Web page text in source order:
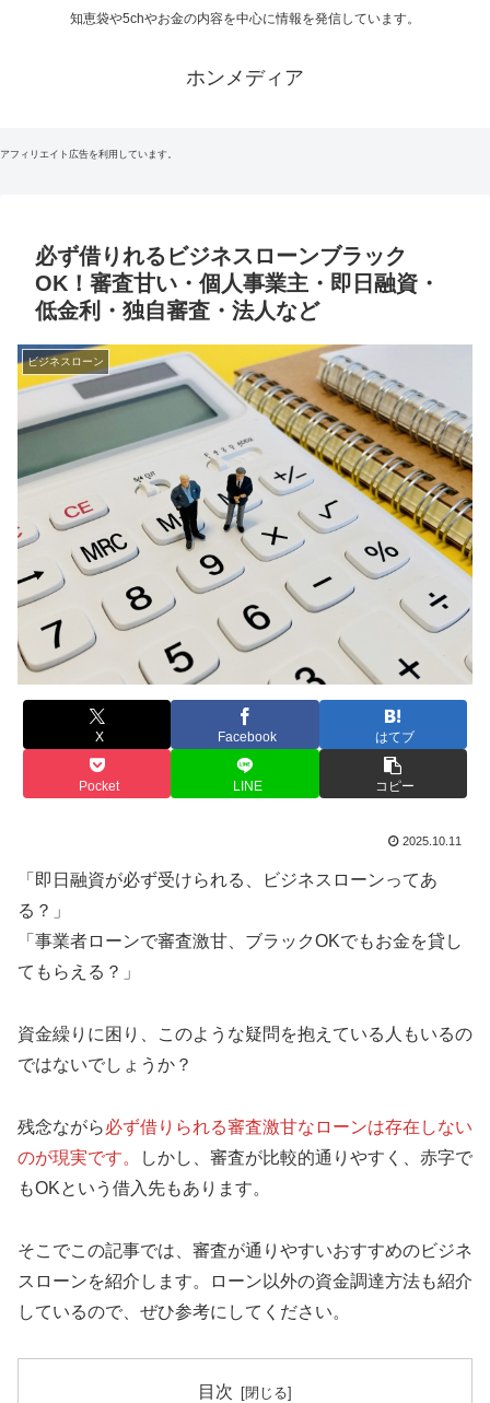
知恵袋や5chやお金の内容を中心に情報を発信しています。
ホンメディア
アフィリエイト広告を利用しています。
必ず借りれるビジネスローンブラック
OK！審査甘い・個人事業主・即日融資・
低金利・独自審査・法人など
ビジネスローン
X Facebook はてブ
Pocket LINE コピー
2025.10.11
「即日融資が必ず受けられる、ビジネスローンってあ
る？」
「事業者ローンで審査激甘、ブラックOKでもお金を貸し
てもらえる？」
資金繰りに困り、このような疑問を抱えている人もいるの
ではないでしょうか？
残念ながら必ず借りられる審査激甘なローンは存在しない
のが現実です。
しかし、審査が比較的通りやすく、赤字で
もOKという借入先もあります。
そこでこの記事では、審査が通りやすいおすすめのビジネ
スローンを紹介します。ローン以外の資金調達方法も紹介
しているので、ぜひ参考にしてください。
目次